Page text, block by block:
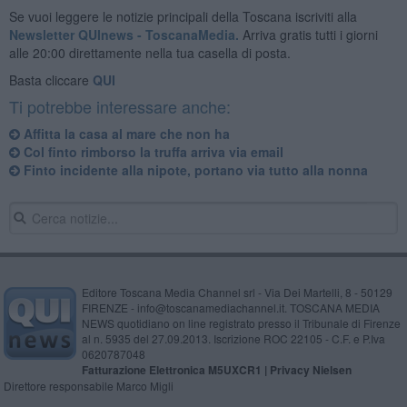
Se vuoi leggere le notizie principali della Toscana iscriviti alla
Newsletter QUInews - ToscanaMedia. Arriva gratis tutti i giorni
alle 20:00 direttamente nella tua casella di posta.
Basta cliccare QUI
Ti potrebbe interessare anche:
Affitta la casa al mare che non ha
Col finto rimborso la truffa arriva via email
Finto incidente alla nipote, portano via tutto alla nonna
Editore Toscana Media Channel srl - Via Dei Martelli, 8 - 50129
FIRENZE - info@toscanamediachannel.it. TOSCANA MEDIA
NEWS quotidiano on line registrato presso il Tribunale di Firenze
al n. 5935 del 27.09.2013. Iscrizione ROC 22105 - C.F. e P.Iva
0620787048
Fatturazione Elettronica M5UXCR1 | Privacy Nielsen
Direttore responsabile Marco Migli